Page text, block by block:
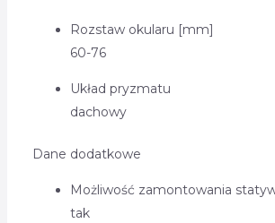
Rozstaw okularu [mm]
60-76
Układ pryzmatu
dachowy
Dane dodatkowe
Możliwość zamontowania
tak